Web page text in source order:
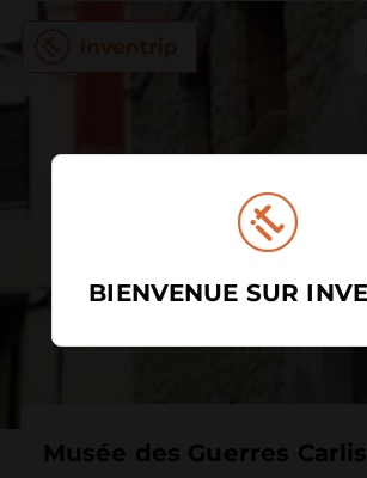
Musée des Guerres
BIENVENUE SUR